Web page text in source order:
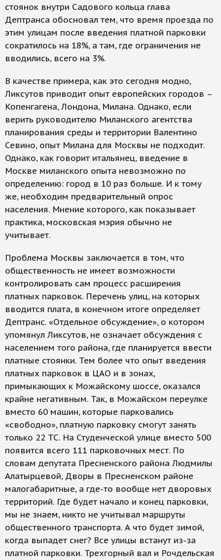
стоянок внутри Садового кольца глава
Дептранса обосновал тем, что время проезда по
этим улицам после введения платной парковки
сократилось на 18%, а там, где ограничения не
вводились, всего на 3%.
В качестве примера, как это сегодня модно,
Ликсутов приводит опыт европейских городов –
Копенгагена, Лондона, Милана. Однако, если
верить руководителю Миланского агентства
планирования среды и территории Валентино
Севино, опыт Милана для Москвы не подходит.
Однако, как говорит итальянец, введение в
Москве миланского опыта невозможно по
определению: город в 10 раз больше. И к тому
же, необходим предварительный опрос
населения. Мнение которого, как показывает
практика, московская мэрия обычно не
учитывает.
Проблема Москвы заключается в том, что
общественность не имеет возможности
контролировать сам процесс расширения
платных парковок. Перечень улиц, на которых
вводится плата, в конечном итоге определяет
Дептранс. «Отдельное обсуждение», о котором
упомянул Ликсутов, не означает обсуждения с
населением того района, где планируется ввести
платные стоянки. Тем более что опыт введения
платных парковок в ЦАО и в зонах,
примыкающих к Можайскому шоссе, оказался
крайне негативным. Так, в Можайском переулке
вместо 60 машин, которые парковались
«свободно», платную парковку смогут занять
только 22 ТС. На Студенческой улице вместо 500
появится всего 111 парковочных мест. По
словам депутата Пресненского района Людмилы
Алатырцевой, Дворы в Пресненском районе
малогабаритные, а где-то вообще нет дворовых
территорий. Где будет начало и конец парковки,
мы не знаем, никто не учитывал маршруты
общественного транспорта. А что будет зимой,
когда выпадет снег? Все улицы встанут из-за
платной парковки. Трехгорный вал и Рочдельская